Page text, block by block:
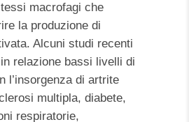
macrofagi che
la produzione di
Alcuni studi recenti
relazione bassi livelli di
l’insorgenza di artrite
multipla, diabete,
respiratorie,